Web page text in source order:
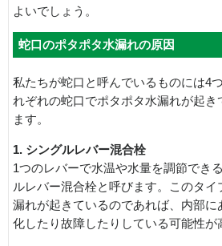
よいでしょう。
蛇口のポタポタ水漏れの原因
私たちが蛇口と呼んでいるものには4
れぞれの蛇口でポタポタ水漏れが起き
ます。
1. シングルレバー混合栓
1つのレバーで水温や水量を調節でき
ルレバー混合栓と呼びます。このタ
漏れが起きているのであれば、内部に
化したり故障したりしている可能性が